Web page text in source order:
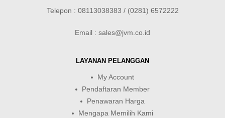
Telepon : 08113038383 / (0281) 6572222
Email : sales@jvm.co.id
LAYANAN PELANGGAN
My Account
Pendaftaran Member
Penawaran Harga
Mengapa Memilih Kami